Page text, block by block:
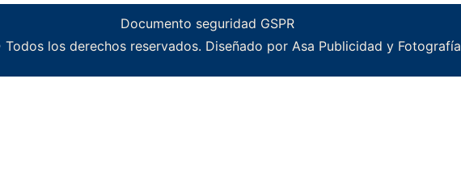
Documento seguridad GSPR
los derechos reservados. Diseñado por Asa Publicidad y Fotografía